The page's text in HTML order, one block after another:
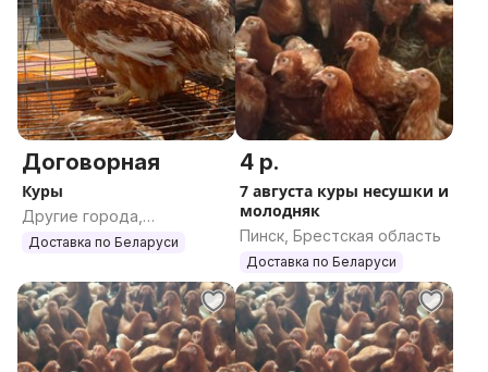
Договорная
Куры
Другие города,
Гомельская область
Доставка по Беларуси
4 р.
7 августа куры несушки и
молодняк
Пинск, Брестская область
Доставка по Беларуси